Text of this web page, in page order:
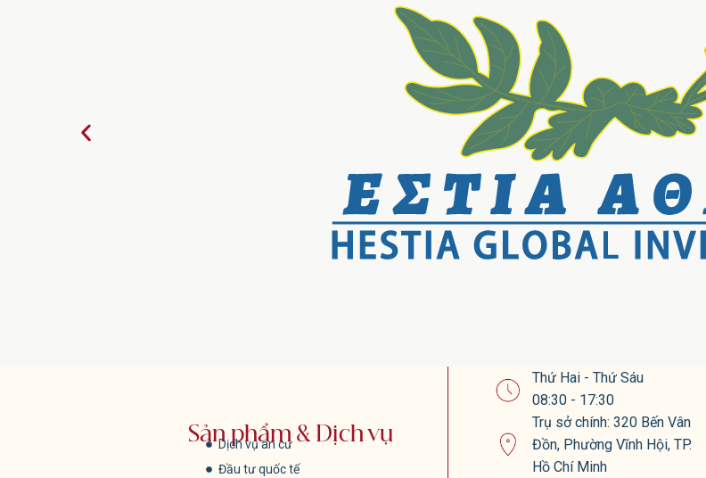
Sản phẩm & Dịch vụ
Dịch vụ an cư
Đầu tư quốc tế
Thứ Hai - Thứ Sáu
08:30 - 17:30
Trụ sở chính: 320 Bến Vân
Đồn, Phường Vĩnh Hội, TP.
Hồ Chí Minh